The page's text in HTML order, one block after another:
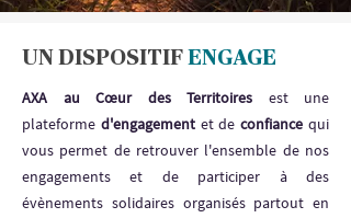
UN DISPOSITIF ENGAGE
AXA au Cœur des Territoires est une
plateforme d'engagementet deconfiance qui
vous permet de retrouver l'ensemble de nos
engagements et de participer à des
évènements solidaires organisés partout en